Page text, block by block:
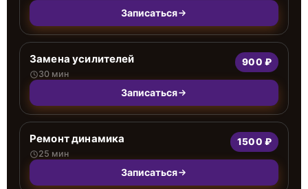
Записаться
Замена усилителей
30 мин
900 ₽
Записаться
Ремонт динамика
25 мин
1500 ₽
Записаться